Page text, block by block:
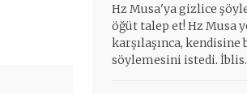
Hz Musa'ya gizlice
öğüt talep et! Hz Musa
karşılaşınca, kendisine
söylemesini istedi.